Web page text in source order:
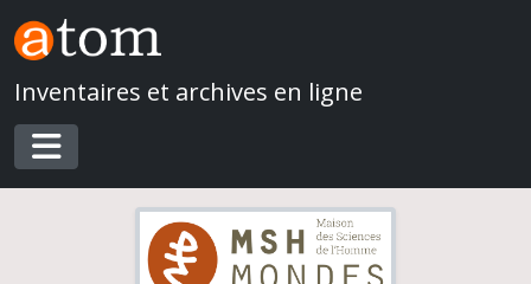
Skip to main content
Inventaires et archives en ligne
Toggle navigation